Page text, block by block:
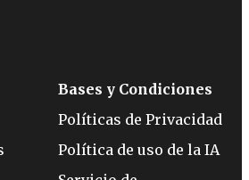
Bases y Condiciones
Políticas de Privacidad
Política de uso de la IA